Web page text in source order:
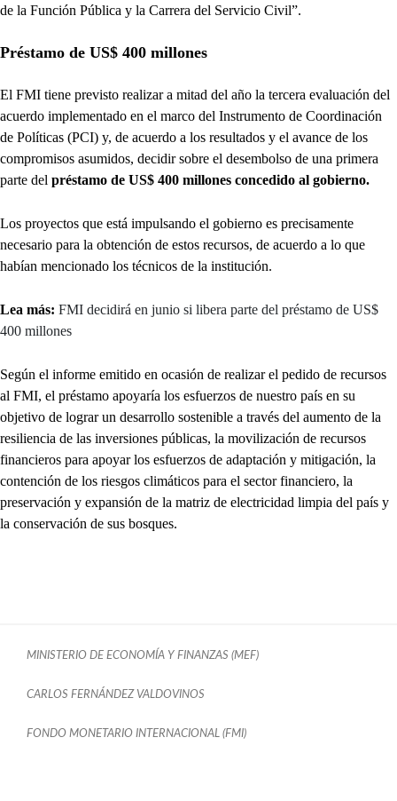
de la Función Pública y la Carrera del Servicio Civil”.
Préstamo de US$ 400 millones
El FMI tiene previsto realizar a mitad del año la tercera evaluación del
acuerdo implementado en el marco del Instrumento de Coordinación
de Políticas (PCI) y, de acuerdo a los resultados y el avance de los
compromisos asumidos, decidir sobre el desembolso de una primera
parte del préstamo de US$ 400 millones concedido al gobierno.
Los proyectos que está impulsando el gobierno es precisamente
necesario para la obtención de estos recursos, de acuerdo a lo que
habían mencionado los técnicos de la institución.
Lea más: FMI decidirá en junio si libera parte del préstamo de US$
400 millones
Según el informe emitido en ocasión de realizar el pedido de recursos
al FMI, el préstamo apoyaría los esfuerzos de nuestro país en su
objetivo de lograr un desarrollo sostenible a través del aumento de la
resiliencia de las inversiones públicas, la movilización de recursos
financieros para apoyar los esfuerzos de adaptación y mitigación, la
contención de los riesgos climáticos para el sector financiero, la
preservación y expansión de la matriz de electricidad limpia del país y
la conservación de sus bosques.
MINISTERIO DE ECONOMÍA Y FINANZAS (MEF)
CARLOS FERNÁNDEZ VALDOVINOS
FONDO MONETARIO INTERNACIONAL (FMI)